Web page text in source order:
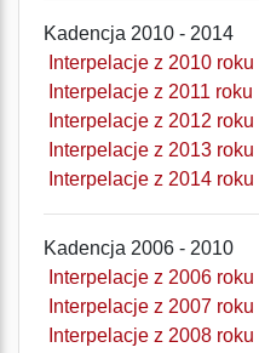
Kadencja 2010 - 2014
Interpelacje z 2010 roku
Interpelacje z 2011 roku
Interpelacje z 2012 roku
Interpelacje z 2013 roku
Interpelacje z 2014 roku
Kadencja 2006 - 2010
Interpelacje z 2006 roku
Interpelacje z 2007 roku
Interpelacje z 2008 roku